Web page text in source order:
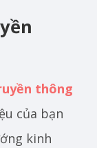
thông
của bạn
kinh